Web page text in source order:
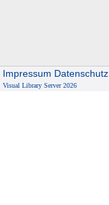
Impressum Datenschutz
Visual Library Server 2026